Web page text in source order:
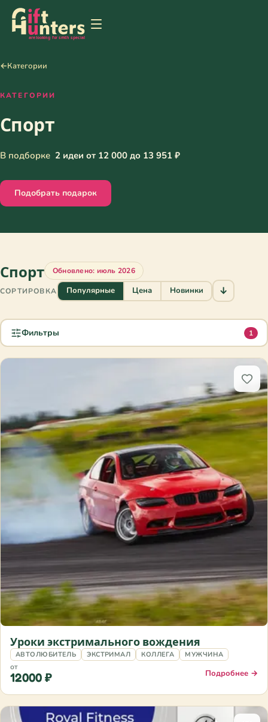
←Категории
КАТЕГОРИИ
Спорт
В подборке 2 идеи от 12 000 до 13 951 ₽
Подобрать подарок
Спорт Обновлено: июль 2026
СОРТИРОВКА Популярные Цена Новинки ↓
Фильтры 1
Уроки экстримального вождения
АВТОЛЮБИТЕЛЬ ЭКСТРИМАЛ КОЛЛЕГА МУЖЧИНА
от
12000 ₽ Подробнее →